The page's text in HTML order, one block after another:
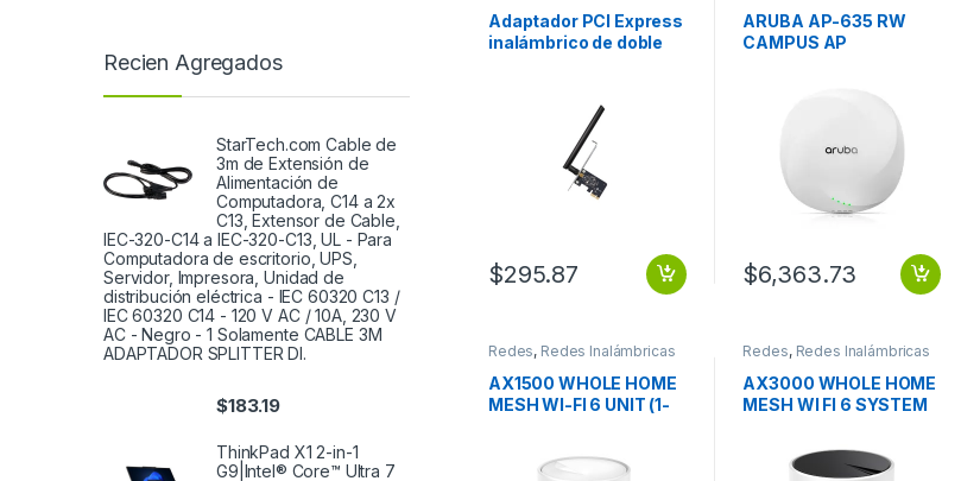
Adaptador PCI Express
inalámbrico de doble
$295.87
ARUBA AP-635 RW
CAMPUS AP
$6,363.73
Redes, Redes Inalámbricas
AX1500 WHOLE HOME
MESH WI-FI 6 UNIT (1-
Redes, Redes Inalámbricas
AX3000 WHOLE HOME
MESH WI FI 6 SYSTEM
Recien Agregados
StarTech.com Cable de
3m de Extensión de
Alimentación de
Computadora, C14 a 2x
C13, Extensor de Cable,
IEC-320-C14 a IEC-320-C13, UL - Para
Computadora de escritorio, UPS,
Servidor, Impresora, Unidad de
distribución eléctrica - IEC 60320 C13 /
IEC 60320 C14 - 120 V AC / 10A, 230 V
AC - Negro - 1 Solamente CABLE 3M
ADAPTADOR SPLITTER DI.
$183.19
ThinkPad X1 2-in-1
G9|Intel® Core™ Ultra 7